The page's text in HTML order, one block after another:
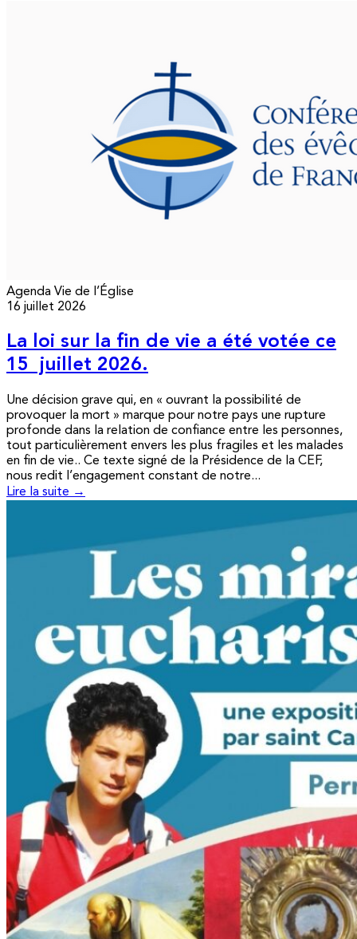
Agenda Vie de l’Église
16 juillet 2026
La loi sur la fin de vie a été votée ce
15 juillet 2026.
Une décision grave qui, en « ouvrant la possibilité de
provoquer la mort » marque pour notre pays une rupture
profonde dans la relation de confiance entre les personnes,
tout particulièrement envers les plus fragiles et les malades
en fin de vie.. Ce texte signé de la Présidence de la CEF,
nous redit l’engagement constant de notre...
Lire la suite →